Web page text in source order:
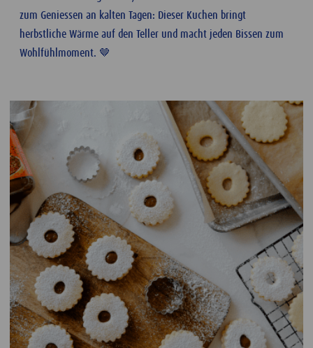
zum Geniessen an kalten Tagen: Dieser Kuchen bringt
herbstliche Wärme auf den Teller und macht jeden Bissen zum
Wohlfühlmoment. 🤎